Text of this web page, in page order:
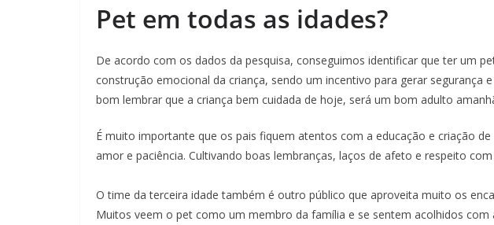
Pet em todas as idades?
De acordo com os dados da pesquisa, conseguimos identificar que ter um
construção emocional da criança, sendo um incentivo para gerar segurança
bom lembrar que a criança bem cuidada de hoje, será um bom adulto
É muito importante que os pais fiquem atentos com a educação e criação
amor e paciência. Cultivando boas lembranças, laços de afeto e respeito
O time da terceira idade também é outro público que aproveita muito os
Muitos veem o pet como um membro da família e se sentem acolhidos com